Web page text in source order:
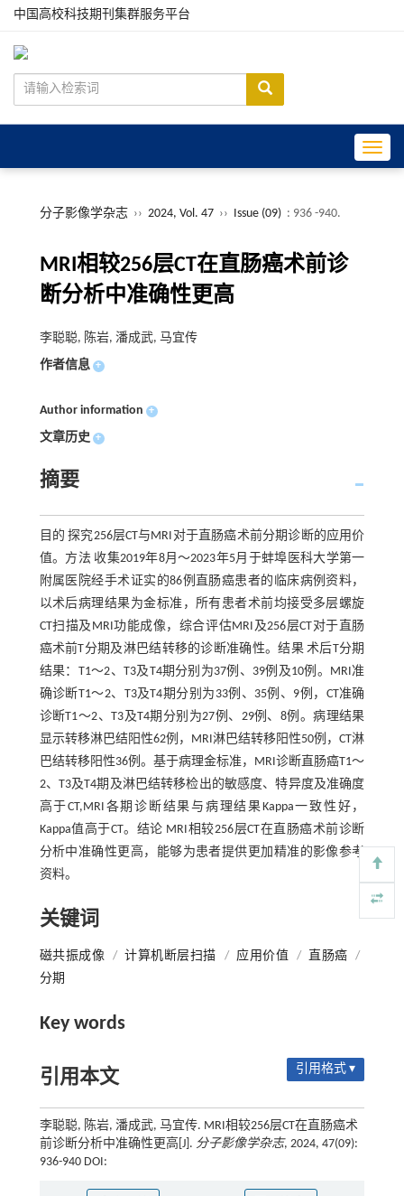
中国高校科技期刊集群服务平台
分子影像学杂志 ›› 2024, Vol. 47 ›› Issue (09) : 936 -940.
MRI相较256层CT在直肠癌术前诊
断分析中准确性更高
李聪聪, 陈岩, 潘成武, 马宜传
作者信息 +
Author information +
文章历史 +
摘要
目的 探究256层CT与MRI对于直肠癌术前分期诊断的应用价
值。方法 收集2019年8月～2023年5月于蚌埠医科大学第一
附属医院经手术证实的86例直肠癌患者的临床病例资料，
以术后病理结果为金标准，所有患者术前均接受多层螺旋
CT扫描及MRI功能成像，综合评估MRI及256层CT对于直肠
癌术前T分期及淋巴结转移的诊断准确性。结果 术后T分期
结果：T1～2、T3及T4期分别为37例、39例及10例。MRI准
确诊断T1～2、T3及T4期分别为33例、35例、9例，CT准确
诊断T1～2、T3及T4期分别为27例、29例、8例。病理结果
显示转移淋巴结阳性62例，MRI淋巴结转移阳性50例，CT淋
巴结转移阳性36例。基于病理金标准，MRI诊断直肠癌T1～
2、T3及T4期及淋巴结转移检出的敏感度、特异度及准确度
高于CT,MRI各期诊断结果与病理结果Kappa一致性好，
Kappa值高于CT。结论 MRI相较256层CT在直肠癌术前诊断
分析中准确性更高，能够为患者提供更加精准的影像参考
资料。
关键词
磁共振成像 / 计算机断层扫描 / 应用价值 / 直肠癌
/
分期
Key words
引用本文 引用格式 ▾
李聪聪, 陈岩, 潘成武, 马宜传. MRI相较256层CT在直肠癌术
前诊断分析中准确性更高[J]. 分子影像学杂志, 2024, 47(09):
936-940 DOI: